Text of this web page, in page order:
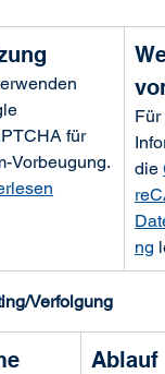
für
Vorbeugung.
die
ng
Verfolgung
Ablauf